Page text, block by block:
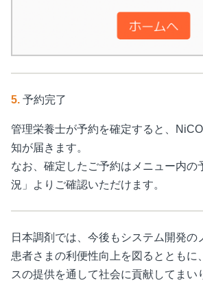
5. 予約完了
管理栄養士が予約を確定すると、
知が届きます。
なお、確定したご予約はメニュー内の
況」よりご確認いただけます。
日本調剤では、今後もシステム開発の
患者さまの利便性向上を図るとともに
スの提供を通して社会に貢献してまい